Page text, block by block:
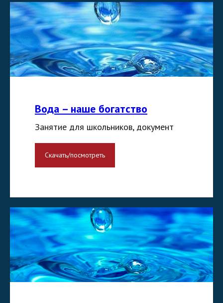
Вода – наше богатство
Занятие для школьников, документ
Скачать/посмотреть